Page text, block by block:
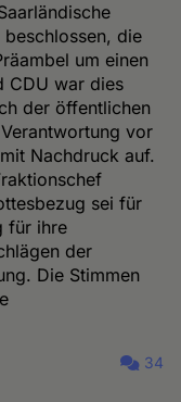
beschlossen, die
um einen
CDU war dies
der öffentlichen
vor
Nachdruck auf.
sei für
für ihre
der
Die Stimmen
34